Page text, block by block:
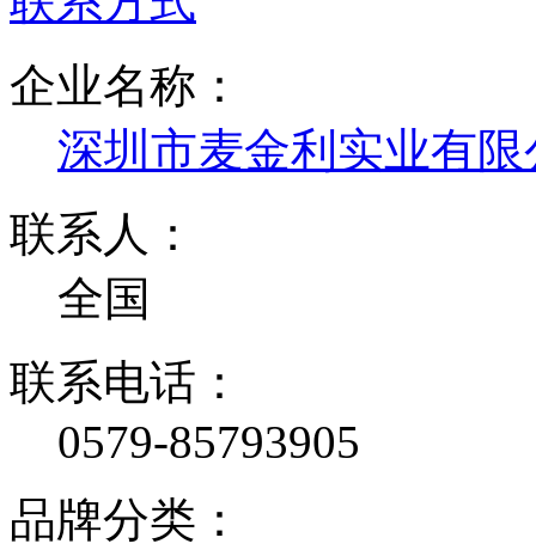
企业名称：
深圳市麦金利实业有限
联系人：
全国
联系电话：
0579-85793905
品牌分类：